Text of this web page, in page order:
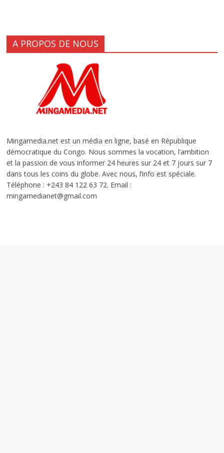
A PROPOS DE NOUS
Mingamedia.net est un média en ligne, basé en République
démocratique du Congo. Nous sommes la vocation, l’ambition
et la passion de vous informer 24 heures sur 24 et 7 jours sur 7
dans tous les coins du globe. Avec nous, l’info est spéciale.
Téléphone : +243 84 122 63 72. Email :
mingamedianet@gmail.com